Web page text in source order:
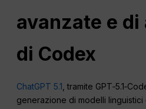
avanzate e
di Codex
ChatGPT 5.1 , tramite
generazione di modelli linguistici